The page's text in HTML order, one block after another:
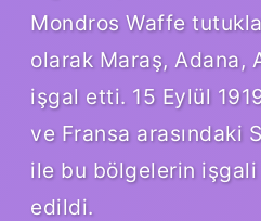
Mondros Waffe
olarak Maraş, Adana,
işgal etti. 15 Eylül
ve Fransa arasındaki
ile bu bölgelerin işgali
edildi.